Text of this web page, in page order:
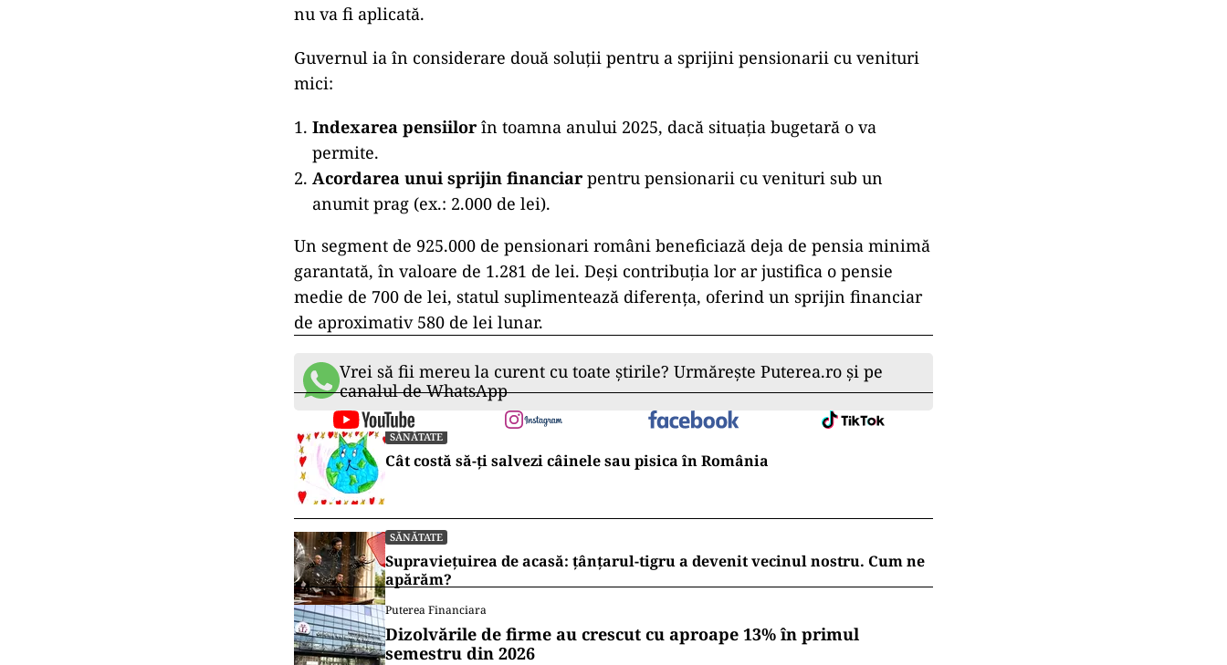
nu va fi aplicată.
Guvernul ia în considerare două soluții pentru a sprijini pensionarii cu venituri
mici:
Indexarea pensiilor în toamna anului 2025, dacă situația bugetară o va
permite.
Acordarea unui sprijin financiar pentru pensionarii cu venituri sub un
anumit prag (ex.: 2.000 de lei).
Un segment de 925.000 de pensionari români beneficiază deja de pensia minimă
garantată, în valoare de 1.281 de lei. Deși contribuția lor ar justifica o pensie
medie de 700 de lei, statul suplimentează diferența, oferind un sprijin financiar
de aproximativ 580 de lei lunar.
Vrei să fii mereu la curent cu toate știrile? Urmărește Puterea.ro și pe
canalul de WhatsApp
SĂNĂTATE
Cât costă să-ți salvezi câinele sau pisica în România
SĂNĂTATE
Supraviețuirea de acasă: țânțarul-tigru a devenit vecinul nostru. Cum ne
apărăm?
Puterea Financiara
Dizolvările de firme au crescut cu aproape 13% în primul
semestru din 2026